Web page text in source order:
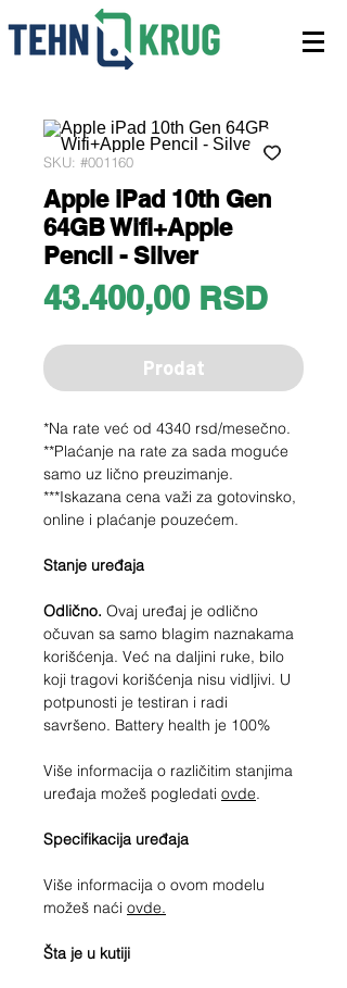
SKU: #001160
Apple iPad 10th Gen
64GB Wifi+Apple
Pencil - Silver
43.400,00 RSDPrice
Prodat
*Na rate već od 4340 rsd/mesečno.
**Plaćanje na rate za sada moguće
samo uz lično preuzimanje.
***Iskazana cena važi za gotovinsko,
online i plaćanje pouzećem.
Stanje uređaja
Odlično. Ovaj uređaj je odlično
očuvan sa samo blagim naznakama
korišćenja. Već na daljini ruke, bilo
koji tragovi korišćenja nisu vidljivi. U
potpunosti je testiran i radi
savršeno. Battery health je 100%
Više informacija o različitim stanjima
uređaja možeš pogledati ovde.
Specifikacija uređaja
Više informacija o ovom modelu
možeš naći ovde.
Šta je u kutiji